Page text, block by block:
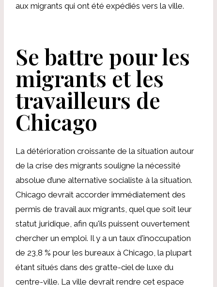
aux migrants qui ont été expédiés vers la ville.
Se battre pour les
migrants et les
travailleurs de
Chicago
La détérioration croissante de la situation autour
de la crise des migrants souligne la nécessité
absolue d’une alternative socialiste à la situation.
Chicago devrait accorder immédiatement des
permis de travail aux migrants, quel que soit leur
statut juridique, afin qu'ils puissent ouvertement
chercher un emploi. Il y a un taux d'inoccupation
de 23,8 % pour les bureaux à Chicago, la plupart
étant situés dans des gratte-ciel de luxe du
centre-ville. La ville devrait rendre cet espace